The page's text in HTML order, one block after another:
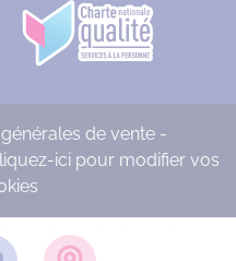
de vente -
ici pour modifier vos